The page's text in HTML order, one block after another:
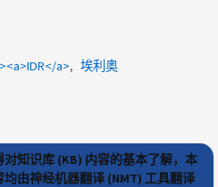
a>
埃利奥
知识库 (KB) 内容的基本了解，本
由神经机器翻译 (NMT) 工具翻译